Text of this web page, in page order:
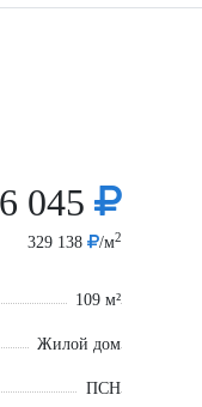
045
329 138 /м2
109 м²
Жилой дом
ПСН